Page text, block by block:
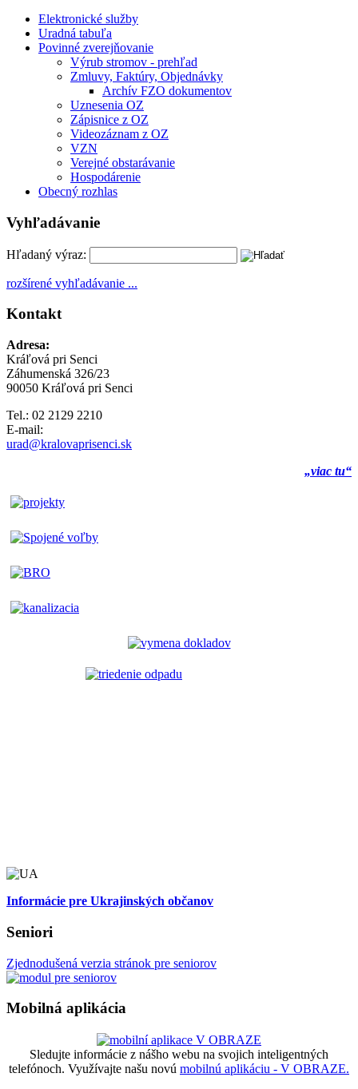
Elektronické služby
Uradná tabuľa
Povinné zverejňovanie
Výrub stromov - prehľad
Zmluvy, Faktúry, Objednávky
Archív FZO dokumentov
Uznesenia OZ
Zápisnice z OZ
Videozáznam z OZ
VZN
Verejné obstarávanie
Hospodárenie
Obecný rozhlas
Vyhľadávanie
Hľadaný výraz:
rozšírené vyhľadávanie ...
Kontakt
Adresa:
Kráľová pri Senci
Záhumenská 326/23
90050 Kráľová pri Senci
Tel.: 02 2129 2210
E-mail:
urad@kralovaprisenci.sk
„viac tu“
Informácie pre Ukrajinských občanov
Seniori
Zjednodušená verzia stránok pre seniorov
Mobilná aplikácia
Sledujte informácie z nášho webu na svojich inteligentných
telefónoch. Využívajte našu novú mobilnú aplikáciu - V OBRAZE.